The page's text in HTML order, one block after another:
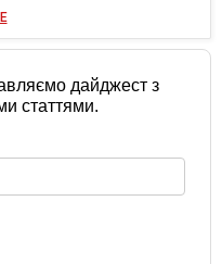
дайджест з
статтями.